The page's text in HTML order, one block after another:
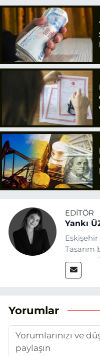
EDITÖR
Yankı
Tasarım
mezun
2025’te
Yorumlar